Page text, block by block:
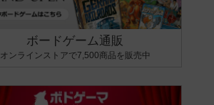
ボードゲーム通販
オンラインストアで7,500商品を販売中